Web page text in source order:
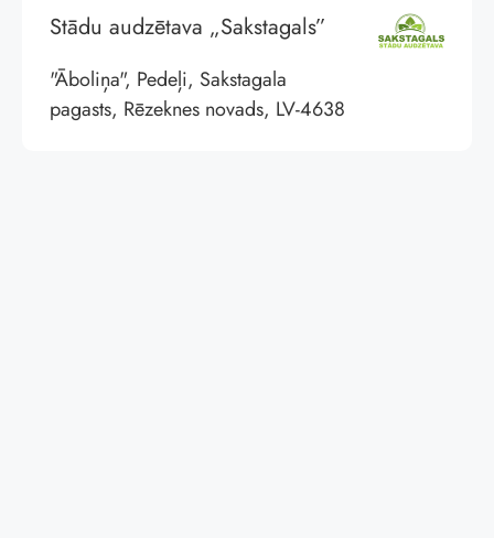
Stādu audzētava „Sakstagals”
"Āboliņa", Pedeļi, Sakstagala
pagasts, Rēzeknes novads, LV-4638